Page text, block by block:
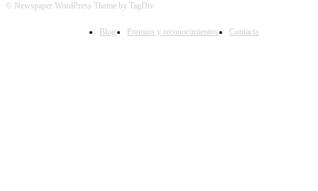
© Newspaper WordPress Theme by TagDiv
Blog Premios y reconocimientos Contacta